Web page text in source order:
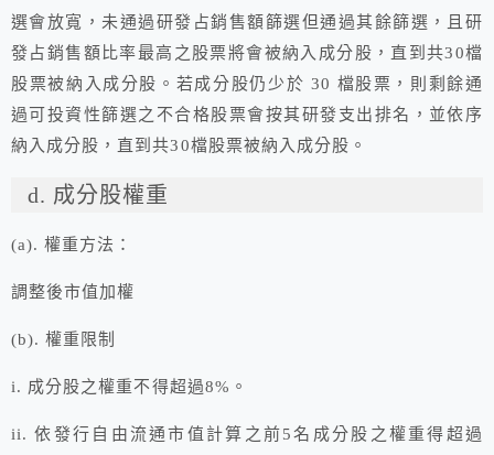
選會放寬，未通過研發占銷售額篩選但通過其餘篩選，且研
發占銷售額比率最高之股票將會被納入成分股，直到共30檔
股票被納入成分股。若成分股仍少於 30 檔股票，則剩餘通
過可投資性篩選之不合格股票會按其研發支出排名，並依序
納入成分股，直到共30檔股票被納入成分股。
d. 成分股權重
(a). 權重方法：
調整後市值加權
(b). 權重限制
i. 成分股之權重不得超過8%。
ii. 依發行自由流通市值計算之前5名成分股之權重得超過